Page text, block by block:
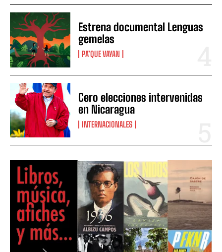
Estrena documental Lenguas
gemelas
PA’QUE VAYAN
Cero elecciones intervenidas
en Nicaragua
INTERNACIONALES